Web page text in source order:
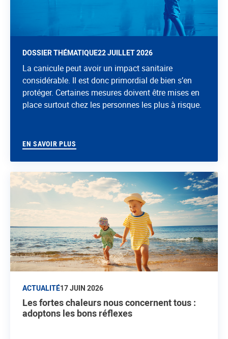
DOSSIER THÉMATIQUE22 JUILLET 2026
La canicule peut avoir un impact sanitaire
considérable. Il est donc primordial de bien s’en
protéger. Certaines mesures doivent être mises en
place surtout chez les personnes les plus à risque.
EN SAVOIR PLUS
ACTUALITÉ17 JUIN 2026
Les fortes chaleurs nous concernent tous :
adoptons les bons réflexes